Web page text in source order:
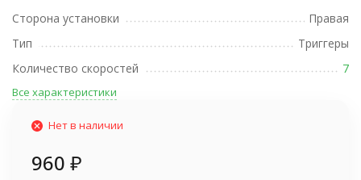
Сторона установки
Правая
Тип
Триггеры
Количество скоростей
7
Все характеристики
Нет в наличии
960 ₽